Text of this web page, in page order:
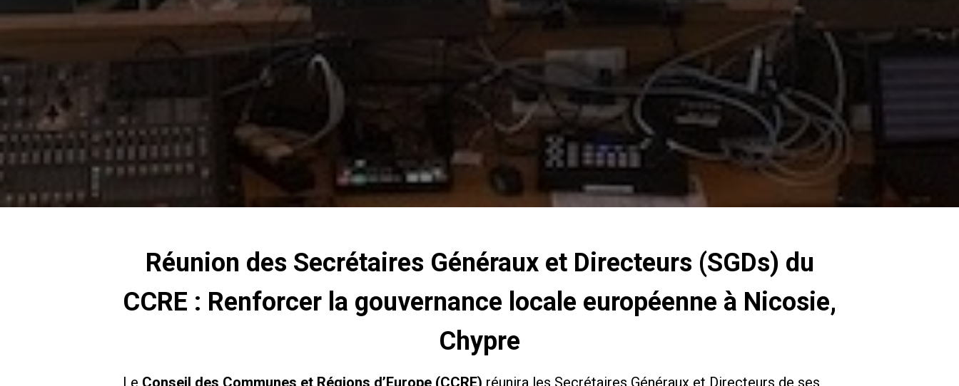
Réunion des Secrétaires Généraux et Directeurs (SGDs) du
CCRE : Renforcer la gouvernance locale européenne à Nicosie,
Chypre
Le Conseil des Communes et Régions d’Europe (CCRE) réunira les Secrétaires Généraux et Directeurs de ses